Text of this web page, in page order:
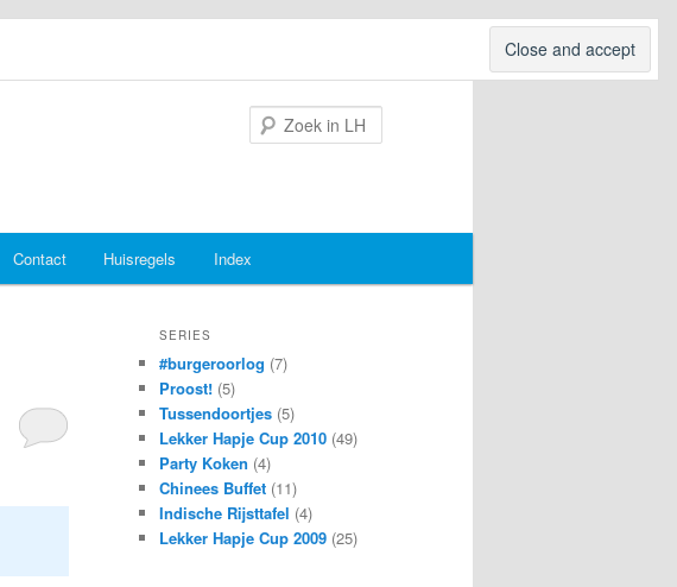
Contact Huisregels Index
SERIES
#burgeroorlog (7)
Proost! (5)
Tussendoortjes (5)
Lekker Hapje Cup 2010 (49)
Party Koken (4)
Chinees Buffet (11)
Indische Rijsttafel (4)
Lekker Hapje Cup 2009 (25)